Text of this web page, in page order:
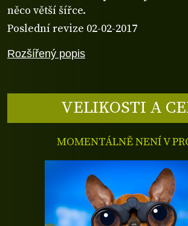
Rozšířený popis
něco větší šířce.
Poslední revize 02-02-2017
VELIKOSTI A
MOMENTÁLNĚ NENÍ V